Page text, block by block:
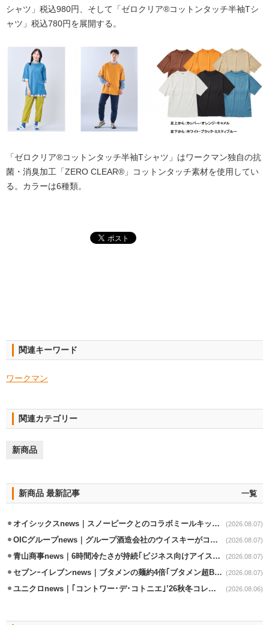
シャツ」税込980円、そして「ゼロクリア®コットンタッチ半袖Tシ
ャツ」税込780円を展開する。
「ゼロクリア®コットンタッチ半袖Tシャツ」はワークマン独自の抗
菌・消臭加工「ZERO CLEAR®」コットンタッチ素材を使用してい
る。カラーは6種類。
関連キーワード
ワークマン
関連カテゴリー
新商品
新商品 最新記事 一覧
オイシックスnews｜スノーピークとのコラボミールキット8/13発売 (2026.08.07)
OICグループnews｜グループ酒造会社のウイスキーがコンペティション受賞 (2026.08.07)
青山商事news｜6時間冷たさが持続｢ビジネス向けアイスベスト｣発売 (2026.08.07)
セブンｰイレブンnews｜ブタメンの麺約4倍｢ブタメン超BIG｣8/11から限定発売 (2026.08.07)
ユニクロnews｜｢コントワー･デ･コトニエ｣’26秋冬コレクション8/28発売 (2026.08.06)